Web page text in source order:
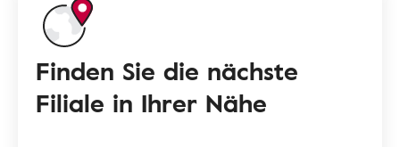
Finden Sie die nächste
Filiale in Ihrer Nähe